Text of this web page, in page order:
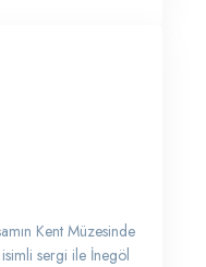
Kent Müzesinde
sergi ile İnegöl